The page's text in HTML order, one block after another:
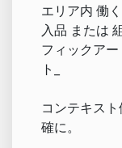
エリア内 働
入品 または
フィックア
ト_
コンテキス
確に。